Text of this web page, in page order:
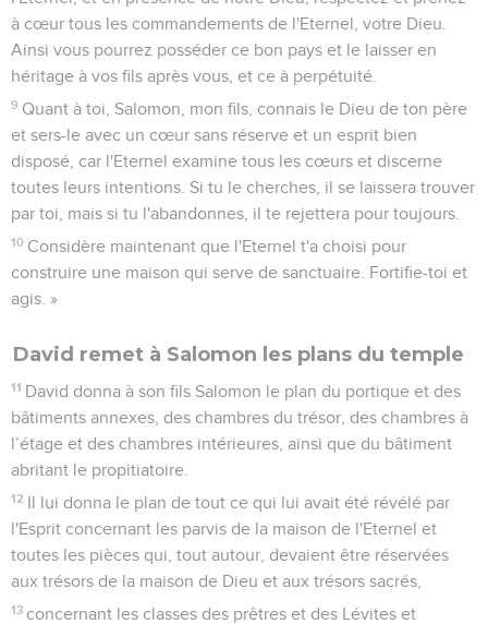
à cœur tous les commandements de l'Eternel, votre Dieu.
Ainsi vous pourrez posséder ce bon pays et le laisser en
héritage à vos fils après vous, et ce à perpétuité.
9 Quant à toi, Salomon, mon fils, connais le Dieu de ton père
et sers-le avec un cœur sans réserve et un esprit bien
disposé, car l'Eternel examine tous les cœurs et discerne
toutes leurs intentions. Si tu le cherches, il se laissera trouver
par toi, mais si tu l'abandonnes, il te rejettera pour toujours.
10 Considère maintenant que l'Eternel t'a choisi pour
construire une maison qui serve de sanctuaire. Fortifie-toi et
agis. »
David remet à Salomon les plans du temple
11 David donna à son fils Salomon le plan du portique et des
bâtiments annexes, des chambres du trésor, des chambres à
l’étage et des chambres intérieures, ainsi que du bâtiment
abritant le propitiatoire.
12 Il lui donna le plan de tout ce qui lui avait été révélé par
l'Esprit concernant les parvis de la maison de l'Eternel et
toutes les pièces qui, tout autour, devaient être réservées
aux trésors de la maison de Dieu et aux trésors sacrés,
13 concernant les classes des prêtres et des Lévites et